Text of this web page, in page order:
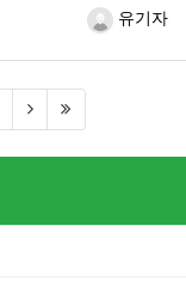
등록자유기자
(next)